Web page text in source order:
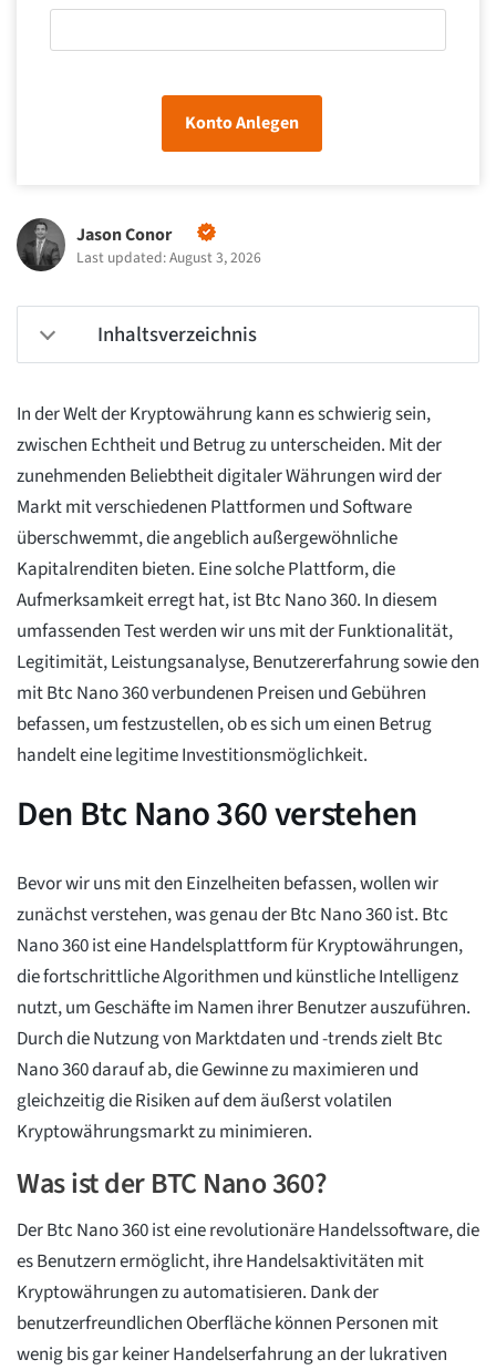
Konto Anlegen
Jason Conor
Last updated: August 3, 2026
Inhaltsverzeichnis
In der Welt der Kryptowährung kann es schwierig sein,
zwischen Echtheit und Betrug zu unterscheiden. Mit der
zunehmenden Beliebtheit digitaler Währungen wird der
Markt mit verschiedenen Plattformen und Software
überschwemmt, die angeblich außergewöhnliche
Kapitalrenditen bieten. Eine solche Plattform, die
Aufmerksamkeit erregt hat, ist Btc Nano 360. In diesem
umfassenden Test werden wir uns mit der Funktionalität,
Legitimität, Leistungsanalyse, Benutzererfahrung sowie den
mit Btc Nano 360 verbundenen Preisen und Gebühren
befassen, um festzustellen, ob es sich um einen Betrug
handelt eine legitime Investitionsmöglichkeit.
Den Btc Nano 360 verstehen
Bevor wir uns mit den Einzelheiten befassen, wollen wir
zunächst verstehen, was genau der Btc Nano 360 ist. Btc
Nano 360 ist eine Handelsplattform für Kryptowährungen,
die fortschrittliche Algorithmen und künstliche Intelligenz
nutzt, um Geschäfte im Namen ihrer Benutzer auszuführen.
Durch die Nutzung von Marktdaten und -trends zielt Btc
Nano 360 darauf ab, die Gewinne zu maximieren und
gleichzeitig die Risiken auf dem äußerst volatilen
Kryptowährungsmarkt zu minimieren.
Was ist der BTC Nano 360?
Der Btc Nano 360 ist eine revolutionäre Handelssoftware, die
es Benutzern ermöglicht, ihre Handelsaktivitäten mit
Kryptowährungen zu automatisieren. Dank der
benutzerfreundlichen Oberfläche können Personen mit
wenig bis gar keiner Handelserfahrung an der lukrativen